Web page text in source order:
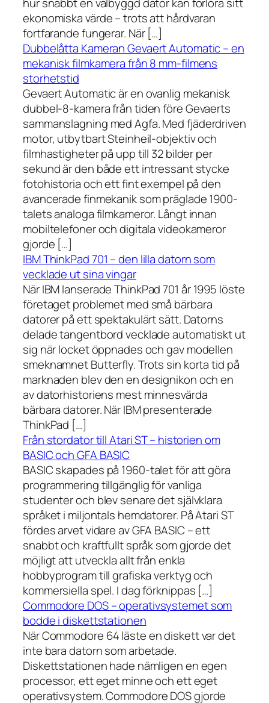
hur snabbt en välbyggd dator kan förlora sitt
ekonomiska värde – trots att hårdvaran
fortfarande fungerar. När […]
Dubbelåtta Kameran Gevaert Automatic – en
mekanisk filmkamera från 8 mm-filmens
storhetstid
Gevaert Automatic är en ovanlig mekanisk
dubbel-8-kamera från tiden före Gevaerts
sammanslagning med Agfa. Med fjäderdriven
motor, utbytbart Steinheil-objektiv och
filmhastigheter på upp till 32 bilder per
sekund är den både ett intressant stycke
fotohistoria och ett fint exempel på den
avancerade finmekanik som präglade 1900-
talets analoga filmkameror. Långt innan
mobiltelefoner och digitala videokameror
gjorde […]
IBM ThinkPad 701 – den lilla datorn som
vecklade ut sina vingar
När IBM lanserade ThinkPad 701 år 1995 löste
företaget problemet med små bärbara
datorer på ett spektakulärt sätt. Datorns
delade tangentbord vecklade automatiskt ut
sig när locket öppnades och gav modellen
smeknamnet Butterfly. Trots sin korta tid på
marknaden blev den en designikon och en
av datorhistoriens mest minnesvärda
bärbara datorer. När IBM presenterade
ThinkPad […]
Från stordator till Atari ST – historien om
BASIC och GFA BASIC
BASIC skapades på 1960-talet för att göra
programmering tillgänglig för vanliga
studenter och blev senare det självklara
språket i miljontals hemdatorer. På Atari ST
fördes arvet vidare av GFA BASIC – ett
snabbt och kraftfullt språk som gjorde det
möjligt att utveckla allt från enkla
hobbyprogram till grafiska verktyg och
kommersiella spel. I dag förknippas […]
Commodore DOS – operativsystemet som
bodde i diskettstationen
När Commodore 64 läste en diskett var det
inte bara datorn som arbetade.
Diskettstationen hade nämligen en egen
processor, ett eget minne och ett eget
operativsystem. Commodore DOS gjorde